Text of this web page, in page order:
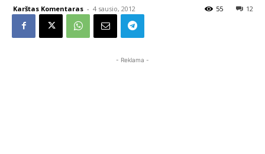
Karštas Komentaras - 4 sausio, 2012 12
55
- Reklama -